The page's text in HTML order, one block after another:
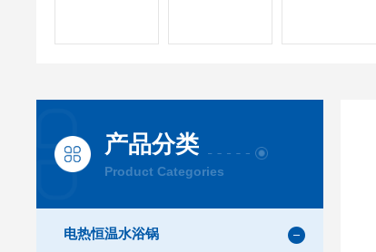
产品分类
Product Categories
电热恒温水浴锅